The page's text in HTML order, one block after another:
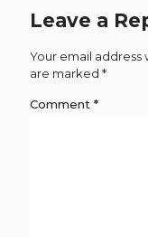
Leave a
Your email address
are marked *
Comment *